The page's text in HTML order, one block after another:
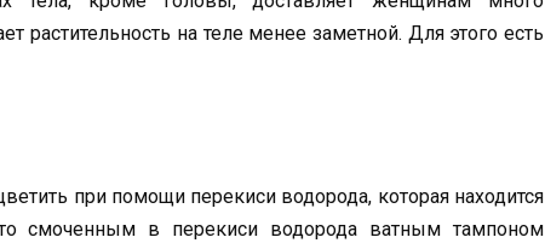
растительность на теле менее заметной. Для этого есть
при помощи перекиси водорода, которая находится
смоченным в перекиси водорода ватным тампоном